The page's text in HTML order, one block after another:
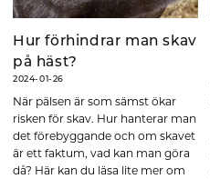
Hur förhindrar man skav
på häst?
2024-01-26
När pälsen är som sämst ökar
risken för skav. Hur hanterar man
det förebyggande och om skavet
är ett faktum, vad kan man göra
då? Här kan du läsa lite mer om